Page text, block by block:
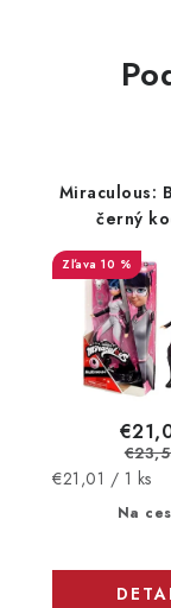
Miraculous:
černý
Multimouse,
10 %
Na
Jednotková
€21,01 / 1 ks